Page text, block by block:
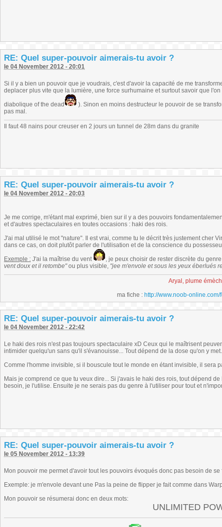
RE: Quel super-pouvoir aimerais-tu avoir ?
le 04 November 2012 - 20:01
Si il y a bien un pouvoir que je voudrais, c'est d'avoir la capacité de me
deplacer plus vite que la lumière, une force surhumaine et surtout savoir que
diabolique of the dead
). Sinon en moins destructeur le pouvoir de se
pas mal.
Il faut 48 nains pour creuser en 2 jours un tunnel de 28m dans du granite
RE: Quel super-pouvoir aimerais-tu avoir ?
le 04 November 2012 - 20:03
Je me corrige, m'étant mal exprimé, bien sur il y a des pouvoirs
et d'autres spectaculaires en toutes occasions : haki des rois.
J'ai mal utilisé le mot "nature". Il est vrai, comme tu le décrit très justement cher
dans ce cas, on doit plutôt parler de l'utilisation et de la conscience du
Exemple : J'ai la maîtrise du vent
, je peux choisir de rester discrète du
vent doux et il retombe"ou plus visible, "jee m'envole et sous les yeux éberlués
Aryal, plume
ma fiche : http://www.noob-
RE: Quel super-pouvoir aimerais-tu avoir ?
le 04 November 2012 - 22:42
Le haki des rois n'est pas toujours spectaculaire xD Ceux qui le maîtrisent
intimider quelqu'un sans qu'il s'évanouisse... Tout dépend de la dose qu'on y
Comme l'homme invisible, si il bouscule tout le monde en étant invisible, il sera
Mais je comprend ce que tu veux dire... Si j'avais le haki des rois, tout dépend
besoin, je l'utilise. Ensuite je ne serais pas du genre à l'utiliser pour tout et
RE: Quel super-pouvoir aimerais-tu avoir ?
le 05 November 2012 - 13:39
Mon pouvoir me permet d'avoir tout les pouvoirs évoqués donc pas besoin de se
Exemple: je m'envole devant une Pas la peine de flipper je fait comme dans
Mon pouvoir se résumerai donc en deux mots:
UNLIMITED